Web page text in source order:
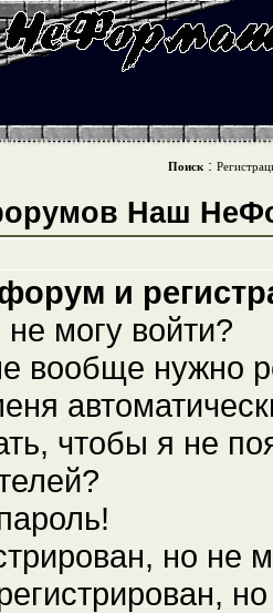
Поиск :
Наш
и
могу войти?
вообще нужно
чтобы я не
но не